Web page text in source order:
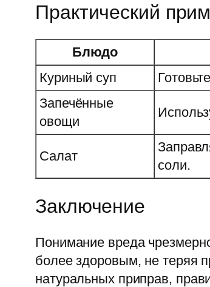
Практический
Блюдо
Куриный суп
Запечённые
овощи
Салат
соли.
Заключение
Понимание вреда
более здоровым, не теряя
натуральных приправ,